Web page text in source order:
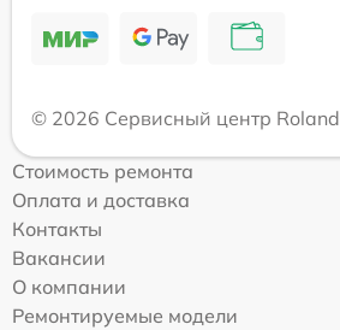
© 2026 Сервисный центр Roland
Стоимость ремонта
Оплата и доставка
Контакты
Вакансии
О компании
Ремонтируемые модели